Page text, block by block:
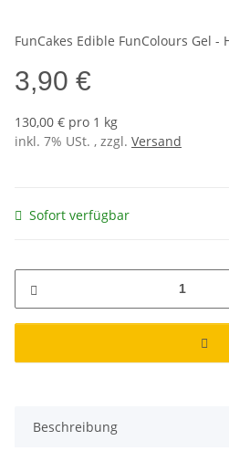
FunCakes Edible FunColours Gel -
3,90 €
130,00 € pro 1 kg
inkl. 7% USt. , zzgl. Versand
Sofort verfügbar
Beschreibung